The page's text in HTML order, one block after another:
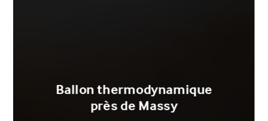
Ballon thermodynamique
près de Massy